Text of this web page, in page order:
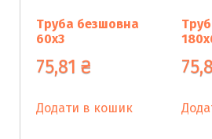
Труба безшовна
60х3
75,81 ₴
Додати в кошик